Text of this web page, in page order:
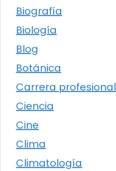
Biografía
Biología
Blog
Botánica
Carrera profesional
Ciencia
Cine
Clima
Climatología